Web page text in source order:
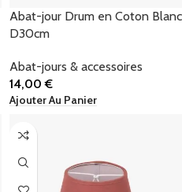
Abat-jour Drum en Coton Blanc
D30cm
Abat-jours & accessoires
14,00€
Ajouter Au Panier